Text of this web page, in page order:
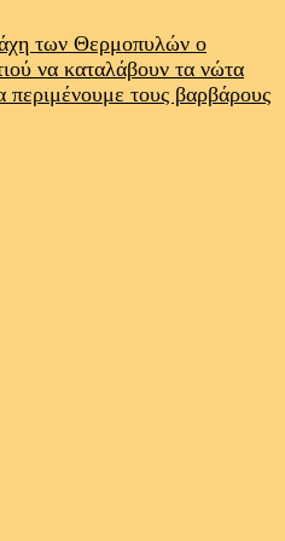
των Θερμοπυλών ο
να καταλάβουν τα νώτα
περιμένουμε τους βαρβάρους